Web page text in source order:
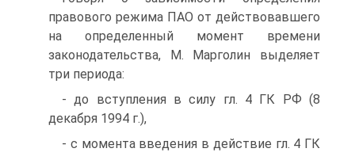
правового режима ПАО от действовавшего
на определенный момент времени
законодательства, М. Марголин выделяет
три периода:
- до вступления в силу гл. 4 ГК РФ (8
декабря 1994 г.),
- с момента введения в действие гл. 4 ГК